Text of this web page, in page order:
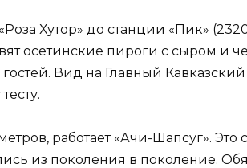
Хутор» до станции «Пик»
осетинские пироги с сыром и
Вид на Главный
работает «Ачи-Шапсуг». Это
из поколения в поколение.